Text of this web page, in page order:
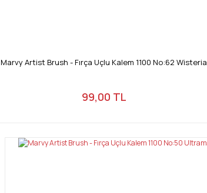
Marvy Artist Brush - Fırça Uçlu Kalem 1100 No:62 Wisteria
99,00 TL